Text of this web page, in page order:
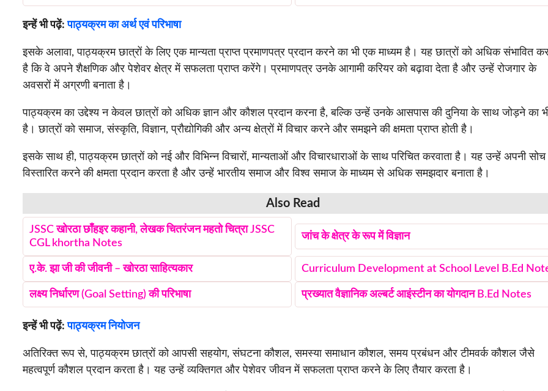
इन्हें भी पढ़ें:पाठ्यक्रम का अर्थ एवं परिभाषा
इसके अलावा, पाठ्यक्रम छात्रों के लिए एक मान्यता प्राप्त प्रमाणपत्र प्रदान करने का भी एक माध्यम है। यह छात्रों को अधिक संभावित
है कि वे अपने शैक्षणिक और पेशेवर क्षेत्र में सफलता प्राप्त करेंगे। प्रमाणपत्र उनके आगामी करियर को बढ़ावा देता है और उन्हें रोजगार के
अवसरों में अग्रणी बनाता है।
पाठ्यक्रम का उद्देश्य न केवल छात्रों को अधिक ज्ञान और कौशल प्रदान करना है, बल्कि उन्हें उनके आसपास की दुनिया के साथ जोड़ने का
है। छात्रों को समाज, संस्कृति, विज्ञान, प्रौद्योगिकी और अन्य क्षेत्रों में विचार करने और समझने की क्षमता प्राप्त होती है।
इसके साथ ही, पाठ्यक्रम छात्रों को नई और विभिन्न विचारों, मान्यताओं और विचारधाराओं के साथ परिचित करवाता है। यह उन्हें अपनी सोच
विस्तारित करने की क्षमता प्रदान करता है और उन्हें भारतीय समाज और विश्व समाज के माध्यम से अधिक समझदार बनाता है।
Also Read
JSSC खोरठा छाँहइर कहानी, लेखक चितरंजन महतो चित्रा JSSC
CGL khortha Notes
जांच के क्षेत्र के रूप में विज्ञान
ए.के. झा जी की जीवनी – खोरठा साहित्यकार Curriculum Development at School Level B.Ed
लक्ष्य निर्धारण (Goal Setting) की परिभाषा प्रख्यात वैज्ञानिक अल्बर्ट आइंस्टीन का योगदान B.Ed Notes
इन्हें भी पढ़ें:पाठ्यक्रम नियोजन
अतिरिक्त रूप से, पाठ्यक्रम छात्रों को आपसी सहयोग, संघटना कौशल, समस्या समाधान कौशल, समय प्रबंधन और टीमवर्क कौशल जैसे
महत्वपूर्ण कौशल प्रदान करता है। यह उन्हें व्यक्तिगत और पेशेवर जीवन में सफलता प्राप्त करने के लिए तैयार करता है।